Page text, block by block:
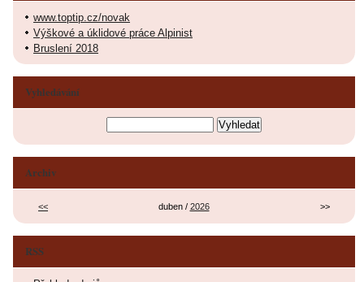
www.toptip.cz/novak
Výškové a úklidové práce Alpinist
Bruslení 2018
Vyhledávání
Archiv
<< duben / 2026 >>
RSS